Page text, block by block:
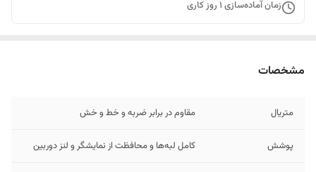
زمان آماده‌سازی 1 روز کاری
مشخصات
متریال مقاوم در برابر ضربه و خط و خش
پوشش کامل لبه‌ها و محافظت از نمایشگر و لنز دوربین